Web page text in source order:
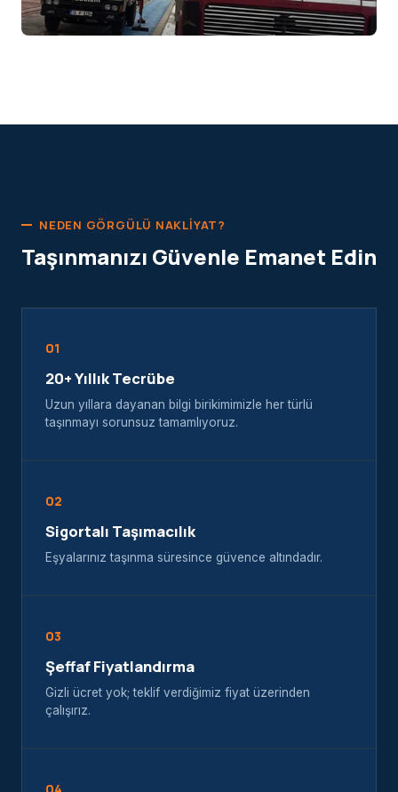
NEDEN GÖRGÜLÜ NAKLIYAT?
Taşınmanızı Güvenle Emanet Edin
01
20+ Yıllık Tecrübe
Uzun yıllara dayanan bilgi birikimimizle her türlü
taşınmayı sorunsuz tamamlıyoruz.
02
Sigortalı Taşımacılık
Eşyalarınız taşınma süresince güvence altındadır.
03
Şeffaf Fiyatlandırma
Gizli ücret yok; teklif verdiğimiz fiyat üzerinden
çalışırız.